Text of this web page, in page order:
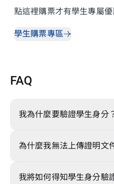
點這裡購票才有學生專屬優
學生購票專區
FAQ
我為什麼要驗證學生身分
為什麼我無法上傳證明文
我將如何得知學生身分驗